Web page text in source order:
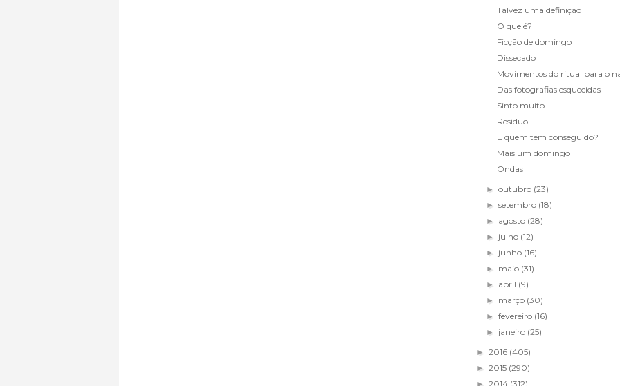
Talvez uma definição
O que é?
Ficção de domingo
Dissecado
Movimentos do ritual para o
Das fotografias esquecidas
Sinto muito
Resíduo
E quem tem conseguido?
Mais um domingo
Ondas
►outubro (23)
►setembro (18)
► agosto (28)
► julho (12)
► junho (16)
► maio (31)
► abril (9)
► março (30)
►fevereiro (16)
► janeiro (25)
► 2016 (405)
► 2015 (290)
► 2014 (312)